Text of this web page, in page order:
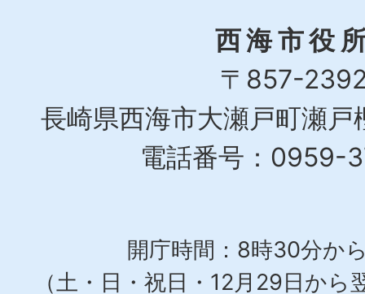
西海市役
〒857-
長崎県西海市大瀬戸町瀬
電話番号：0959-
開庁時間：8時30分か
（土・日・祝日・12月29日から